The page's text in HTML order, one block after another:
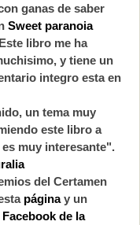
ganas de saber
Sweet paranoia
libro me ha
y tiene un
integro esta en
un tema muy
este libro a
muy interesante".
del Certamen
páginay un
de la